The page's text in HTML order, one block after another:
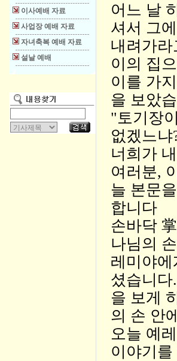
이사예배 자료
사업장 예배 자료
자녀축복 예배 자료
설날 예배
어느 날
셔서 그
내려가
이의 집
이를 가
을 보았
"토기장
없겠느
너희가
여러분,
늘 본문
합니다
손바닥
나님의
레미야
셨습니
을 보게
의 손 안
오늘 예
이야기